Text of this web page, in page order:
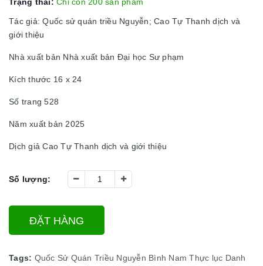
Trạng thái: Chỉ còn 200 sản phẩm
Tác giả: Quốc sử quán triều Nguyễn; Cao Tự Thanh dịch và
giới thiệu
Nhà xuất bản Nhà xuất bản Đại học Sư phạm
Kích thước 16 x 24
Số trang 528
Năm xuất bản 2025
Dịch giả Cao Tự Thanh dịch và giới thiệu
Số lượng:
ĐẶT HÀNG
Tags: Quốc Sử Quán Triều Nguyễn Bình Nam Thực lục Danh